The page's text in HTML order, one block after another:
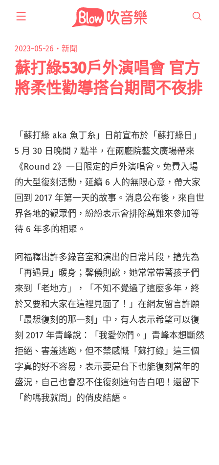
2023-05-26・ 新聞
蘇打綠530戶外演唱會 官方
將柔性勸導搭台期間不夜排
「蘇打綠 aka 魚丁糸」日前宣布於「蘇打綠日」
5 月 30 日晚間 7 點半，在兩廳院藝文廣場帶來
《Round 2》一日限定的戶外演唱會。免費入場
的大型復刻活動，延續 6 人的無限心意，帶大家
回到 2017 年第一天的故事。消息公布後，來自世
界各地的觀眾們，紛紛表示會排除萬難來參加等
待 6 年多的相聚。
阿福釋出許多錄音室和演出的日常片段，搶先為
「再遇見」暖身；馨儀則說，她常常帶著孩子們
來到「老地方」，「不知不覺過了這麼多年，終
於又要和大家在這裡見面了！」在網友留言許願
「最想復刻的那一刻」中，有人表示希望可以復
刻 2017 年青峰說：「我愛你們。」青峰本想斷然
拒絕、害羞逃跑，但不禁感慨「蘇打綠」這三個
字真的好不容易，表示要是台下也能復刻當年的
盛況，自己也會忍不住復刻這句告白吧！還留下
「約嗎我就問」的俏皮結語。